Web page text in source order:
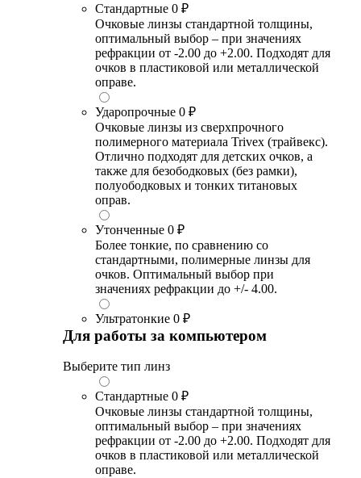
Стандартные 0 ₽
Очковые линзы стандартной толщины,
оптимальный выбор – при значениях
рефракции от -2.00 до +2.00. Подходят для
очков в пластиковой или металлической
оправе.
Ударопрочные 0 ₽
Очковые линзы из сверхпрочного
полимерного материала Trivex (трайвекс).
Отлично подходят для детских очков, а
также для безободковых (без рамки),
полуободковых и тонких титановых
оправ.
Утонченные 0 ₽
Более тонкие, по сравнению со
стандартными, полимерные линзы для
очков. Оптимальный выбор при
значениях рефракции до +/- 4.00.
Ультратонкие 0 ₽
Для работы за компьютером
Выберите тип линз
Стандартные 0 ₽
Очковые линзы стандартной толщины,
оптимальный выбор – при значениях
рефракции от -2.00 до +2.00. Подходят для
очков в пластиковой или металлической
оправе.